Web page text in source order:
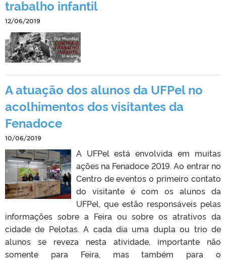
trabalho infantil
12/06/2019
A atuação dos alunos da UFPel no
acolhimentos dos visitantes da
Fenadoce
10/06/2019
A UFPel está envolvida em muitas
ações na Fenadoce 2019. Ao entrar no
Centro de eventos o primeiro contato
do visitante é com os alunos da
UFPel, que estão responsáveis pelas
informações sobre a Feira ou sobre os atrativos da
cidade de Pelotas. A cada dia uma dupla ou trio de
alunos se reveza nesta atividade, importante não
somente para Feira, mas também para o